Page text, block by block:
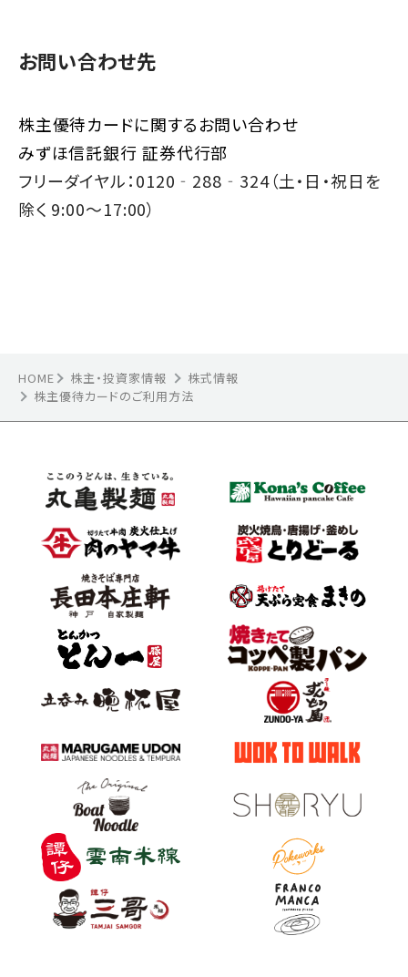
お問い合わせ先
株主優待カードに関するお問い合わせ
みずほ信託銀行 証券代行部
フリーダイヤル：0120‐288‐324（土・日・祝日を
除く 9:00～17:00）
HOME 株主・投資家情報
株式情報
株主優待カードのご利用方法